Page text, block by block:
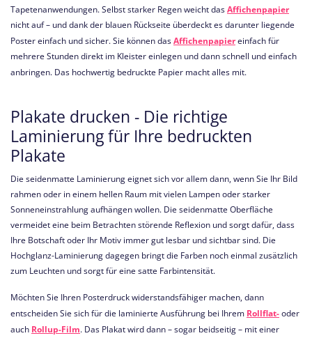
Tapetenanwendungen. Selbst starker Regen weicht dasAffichenpapier
nicht auf – und dank der blauen Rückseite überdeckt es darunter liegende
Poster einfach und sicher. Sie können dasAffichenpapiereinfach für
mehrere Stunden direkt im Kleister einlegen und dann schnell und einfach
anbringen. Das hochwertig bedruckte Papier macht alles mit.
Plakate drucken - Die richtige
Laminierung für Ihre bedruckten
Plakate
Die seidenmatte Laminierung eignet sich vor allem dann, wenn Sie Ihr Bild
rahmen oder in einem hellen Raum mit vielen Lampen oder starker
Sonneneinstrahlung aufhängen wollen. Die seidenmatte Oberfläche
vermeidet eine beim Betrachten störende Reflexion und sorgt dafür, dass
Ihre Botschaft oder Ihr Motiv immer gut lesbar und sichtbar sind. Die
Hochglanz-Laminierung dagegen bringt die Farben noch einmal zusätzlich
zum Leuchten und sorgt für eine satte Farbintensität.
Möchten Sie Ihren Posterdruck widerstandsfähiger machen, dann
entscheiden Sie sich für die laminierte Ausführung bei Ihrem Rollflat-oder
auch Rollup-Film. Das Plakat wird dann – sogar beidseitig – mit einer